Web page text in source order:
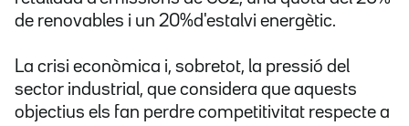
de renovables i un 20%d'estalvi energètic.
La crisi econòmica i, sobretot, la pressió del
sector industrial, que considera que aquests
objectius els fan perdre competitivitat respecte a